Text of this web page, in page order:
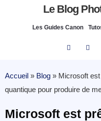
Le Blog
Les Guides Canon
Accueil » Blog » Microsoft est
quantique pour produire de
Microsoft est